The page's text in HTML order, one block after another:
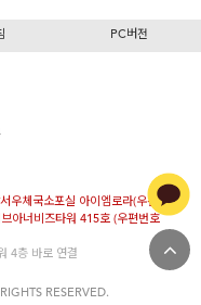
PC버전
우체국소포실 아이엠로라(우편번호
아너비즈타워 415호 (우편번호
4층 바로 연결
RESERVED.